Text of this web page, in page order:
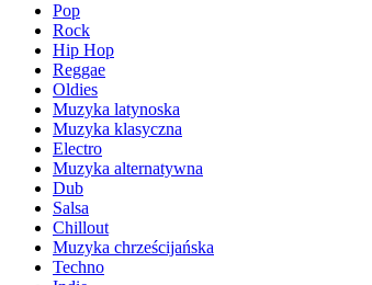
Pop
Rock
Hip Hop
Reggae
Oldies
Muzyka latynoska
Muzyka klasyczna
Electro
Muzyka alternatywna
Dub
Salsa
Chillout
Muzyka chrześcijańska
Techno